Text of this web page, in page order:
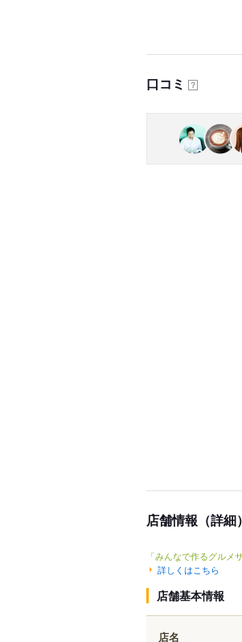
口コミ ？
店舗情報（詳細）
「みんなで作るグルメ
詳しくはこちら
店舗基本情報
店名